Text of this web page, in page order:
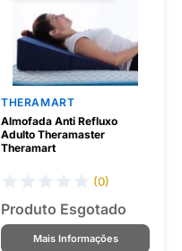
THERAMART
Almofada Anti Refluxo
Adulto Theramaster
Theramart
(0)
Produto Esgotado
Mais Informações